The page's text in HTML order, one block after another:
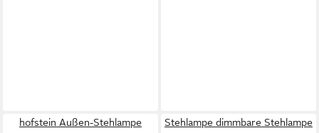
hofstein Außen-Stehlampe
Stehlampe dimmbare Stehlampe